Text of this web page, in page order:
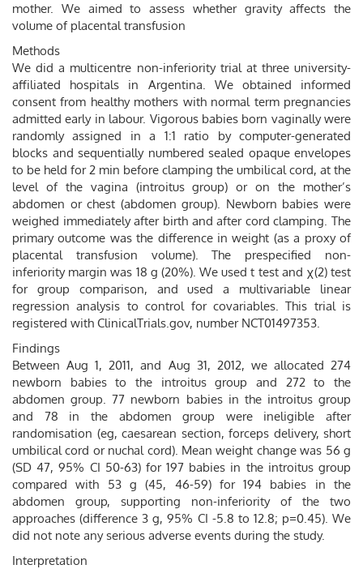
mother. We aimed to assess whether gravity affects the
volume of placental transfusion
Methods
We did a multicentre non-inferiority trial at three university-
affiliated hospitals in Argentina. We obtained informed
consent from healthy mothers with normal term pregnancies
admitted early in labour. Vigorous babies born vaginally were
randomly assigned in a 1:1 ratio by computer-generated
blocks and sequentially numbered sealed opaque envelopes
to be held for 2 min before clamping the umbilical cord, at the
level of the vagina (introitus group) or on the mother’s
abdomen or chest (abdomen group). Newborn babies were
weighed immediately after birth and after cord clamping. The
primary outcome was the difference in weight (as a proxy of
placental transfusion volume). The prespecified non-
inferiority margin was 18 g (20%). We used t test and χ(2) test
for group comparison, and used a multivariable linear
regression analysis to control for covariables. This trial is
registered with ClinicalTrials.gov, number NCT01497353.
Findings
Between Aug 1, 2011, and Aug 31, 2012, we allocated 274
newborn babies to the introitus group and 272 to the
abdomen group. 77 newborn babies in the introitus group
and 78 in the abdomen group were ineligible after
randomisation (eg, caesarean section, forceps delivery, short
umbilical cord or nuchal cord). Mean weight change was 56 g
(SD 47, 95% CI 50-63) for 197 babies in the introitus group
compared with 53 g (45, 46-59) for 194 babies in the
abdomen group, supporting non-inferiority of the two
approaches (difference 3 g, 95% CI -5.8 to 12.8; p=0.45). We
did not note any serious adverse events during the study.
Interpretation